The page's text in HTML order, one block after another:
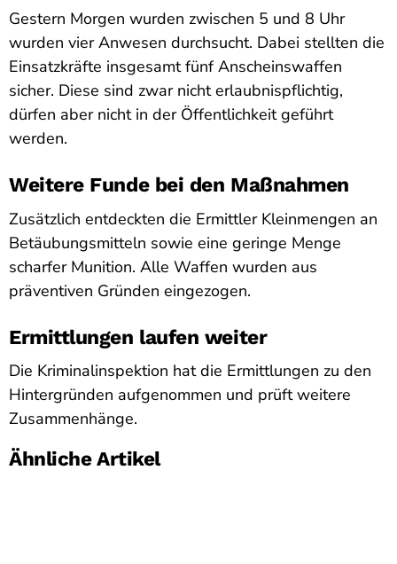
Gestern Morgen wurden zwischen 5 und 8 Uhr
wurden vier Anwesen durchsucht. Dabei stellten die
Einsatzkräfte insgesamt fünf Anscheinswaffen
sicher. Diese sind zwar nicht erlaubnispflichtig,
dürfen aber nicht in der Öffentlichkeit geführt
werden.
Weitere Funde bei den Maßnahmen
Zusätzlich entdeckten die Ermittler Kleinmengen an
Betäubungsmitteln sowie eine geringe Menge
scharfer Munition. Alle Waffen wurden aus
präventiven Gründen eingezogen.
Ermittlungen laufen weiter
Die Kriminalinspektion hat die Ermittlungen zu den
Hintergründen aufgenommen und prüft weitere
Zusammenhänge.
Ähnliche Artikel